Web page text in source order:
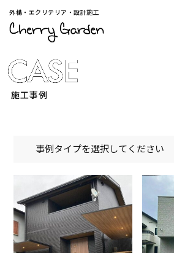
外構・エクリテリア・設計施工
施工事例
事例タイプを選択してください